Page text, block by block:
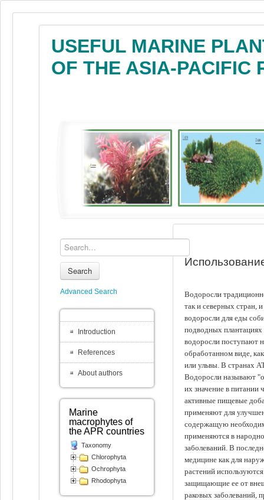
USEFUL MARINE
OF THE ASIA-PACIFIC
Водоросли
так и северных стран,
водоросли для еды
подводных
водоросли поступают
обработанном виде,
или ульвы. В странах
Водоросли называют
их значение в питании
активные пищевые
применяют для
содержащую
применяются в
заболеваний. В
медицине как для
растений
защищающие ее от
раковых заболеваний,
Search
Advanced Search
Introduction
References
About authors
Marine
macrophytes of
the APR countries
Taxonomy
Chlorophyta
Ochrophyta
Rhodophyta